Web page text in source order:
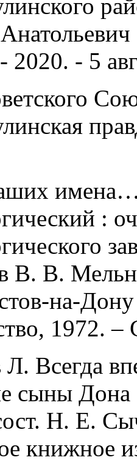
2020. - 5
:
В. В.
на-
1972. –
Л. Всегда
сыны Дона
Н. Е.
книжное